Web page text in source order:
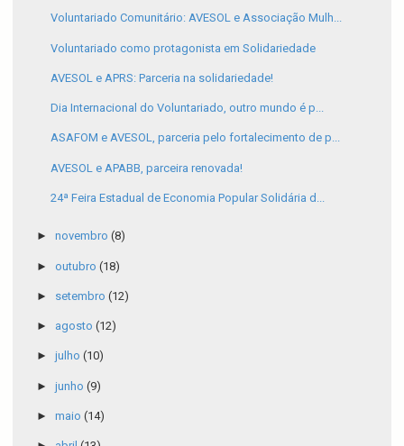
Voluntariado Comunitário: AVESOL e Associação Mulh...
Voluntariado como protagonista em Solidariedade
AVESOL e APRS: Parceria na solidariedade!
Dia Internacional do Voluntariado, outro mundo é p...
ASAFOM e AVESOL, parceria pelo fortalecimento de p...
AVESOL e APABB, parceira renovada!
24ª Feira Estadual de Economia Popular Solidária d...
► novembro (8)
► outubro (18)
► setembro (12)
► agosto (12)
► julho (10)
► junho (9)
► maio (14)